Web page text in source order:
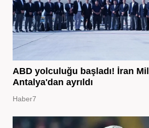
ABD yolculuğu başladı! İran
Antalya'dan ayrıldı
Haber7